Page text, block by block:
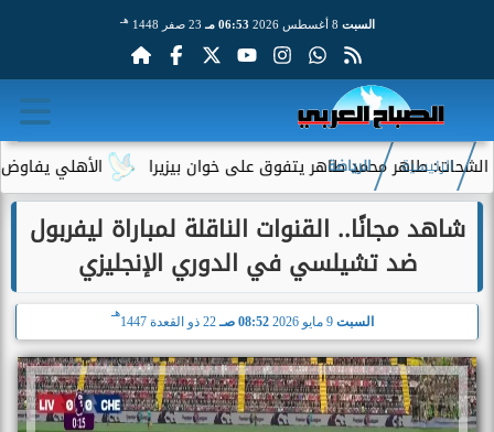
السبت 06:53 مـ 23 صفر 1448 هـ
الأهلي يفاوض أحمد عبد محمد طاهر يتفوق على خوان بيزيرا
الرئيسية الرياضة
شاهد مجانًا.. القنوات الناقلة لمباراة ليفربول
ضد تشيلسي في الدوري الإنجليزي
السبت 08:52 صـ 22 ذو القعدة 1447
هـ